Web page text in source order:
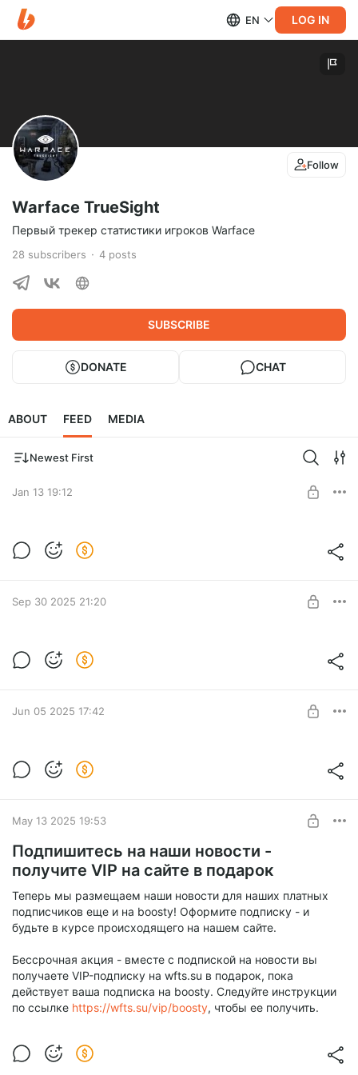
EN LOG IN
Follow
Warface TrueSight
Первый трекер статистики игроков Warface
28 subscribers 4 posts
SUBSCRIBE
DONATE CHAT
ABOUT FEED MEDIA
Newest First
Jan 13 19:12
Sep 30 2025 21:20
Jun 05 2025 17:42
May 13 2025 19:53
Подпишитесь на наши новости -
получите VIP на сайте в подарок
Теперь мы размещаем наши новости для наших платных
подписчиков еще и на boosty! Оформите подписку - и
будьте в курсе происходящего на нашем сайте.
Бессрочная акция - вместе с подпиской на новости вы
получаете VIP-подписку на wfts.su в подарок, пока
действует ваша подписка на boosty. Следуйте инструкции
по ссылке https://wfts.su/vip/boosty, чтобы ее получить.